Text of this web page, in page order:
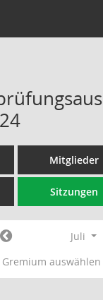
Mitglieder
Sitzungen
Juli
Gremium auswählen